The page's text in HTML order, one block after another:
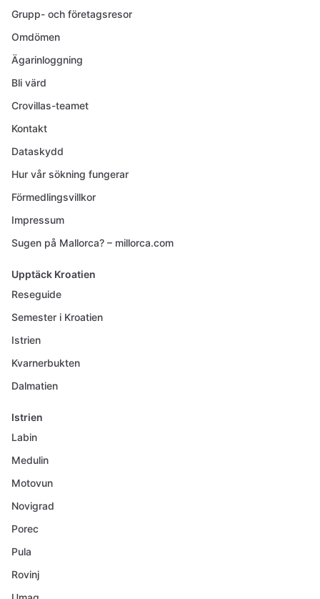
Grupp- och företagsresor
Omdömen
Ägarinloggning
Bli värd
Crovillas-teamet
Kontakt
Dataskydd
Hur vår sökning fungerar
Förmedlingsvillkor
Impressum
Sugen på Mallorca? – millorca.com
Upptäck Kroatien
Reseguide
Semester i Kroatien
Istrien
Kvarnerbukten
Dalmatien
Istrien
Labin
Medulin
Motovun
Novigrad
Porec
Pula
Rovinj